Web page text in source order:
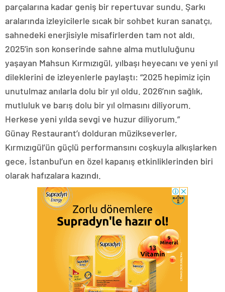
parçalarına kadar geniş bir repertuvar sundu. Şarkı
aralarında izleyicilerle sıcak bir sohbet kuran sanatçı,
sahnedeki enerjisiyle misafirlerden tam not aldı.
2025’in son konserinde sahne alma mutluluğunu
yaşayan Mahsun Kırmızıgül, yılbaşı heyecanı ve yeni yıl
dileklerini de izleyenlerle paylaştı: “2025 hepimiz için
unutulmaz anılarla dolu bir yıl oldu. 2026’nın sağlık,
mutluluk ve barış dolu bir yıl olmasını diliyorum.
Herkese yeni yılda sevgi ve huzur diliyorum.”
Günay Restaurant’ı dolduran müzikseverler,
Kırmızıgül’ün güçlü performansını coşkuyla alkışlarken
gece, İstanbul’un en özel kapanış etkinliklerinden biri
olarak hafızalara kazındı.